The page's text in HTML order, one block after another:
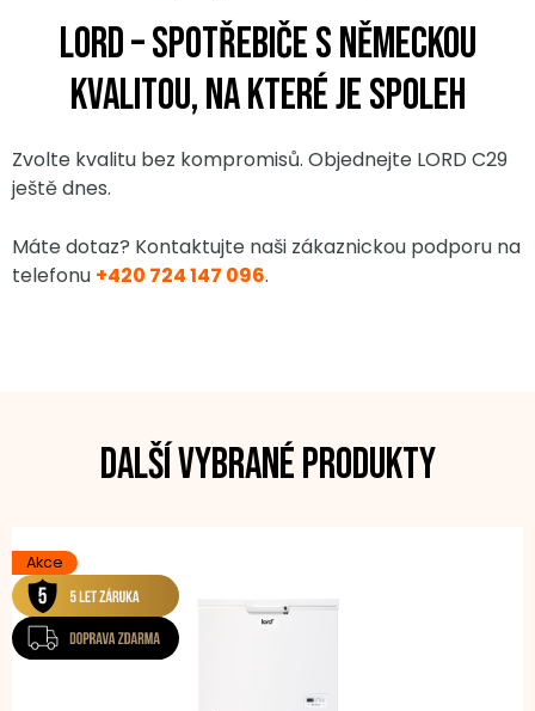
LORD – spotřebiče s německou
kvalitou, na které je spoleh
Zvolte kvalitu bez kompromisů. Objednejte LORD C29
ještě dnes.
Máte dotaz? Kontaktujte naši zákaznickou podporu na
telefonu +420 724 147 096.
Další vybrané produkty
Akce